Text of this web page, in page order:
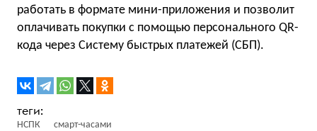
работать в формате мини-приложения и позволит
оплачивать покупки с помощью персонального QR-
кода через Систему быстрых платежей (СБП).
НСПК смарт-часами